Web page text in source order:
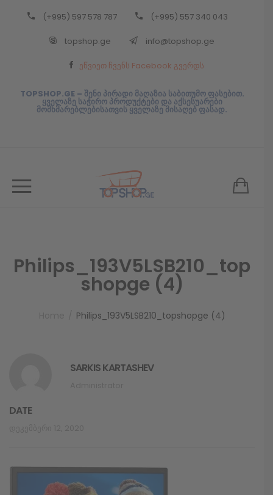
(+995) 597 578 787 (+995) 557 340 043
topshop.ge info@topshop.ge
ეწვიეთ ჩვენს Facebook გვერდს
TOPSHOP.GE – შენი პირადი მაღაზია საბითუმო ფასებით.
ყველაზე საჭირო პროდუქტები და აქსესუარები
მომხმარებლებისათვის ყველაზე მისაღებ ფასად.
Philips_193V5LSB210_top
shopge (4)
Philips_193V5LSB210_topshopge (4)
SARKIS KARTASHEV
DATE
Back